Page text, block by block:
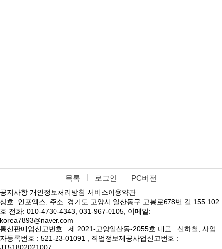
목록 로그인 PC버전
공지사항 개인정보처리방침 서비스이용약관
상호: 인포엑스, 주소: 경기도 고양시 일산동구 고봉로678번 길 155 102
호 전화: 010-4730-4343, 031-967-0105, 이메일:
korea7893@naver.com
통신판매업신고번호 : 제 2021-고양일산동-2055호 대표 : 신하철, 사업
자등록번호 : 521-23-01091 , 직업정보제공사업신고번호 :
JT51802021007